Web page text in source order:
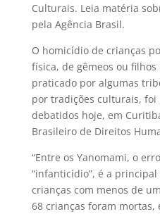
Culturais. Leia matéria
pela Agência Brasil.
O homicídio de crianças
física, de gêmeos ou
praticado por algumas
por tradições culturais, foi
debatidos hoje, em
Brasileiro de Direitos
“Entre os Yanomami, o
“infanticídio”, é a
crianças com menos de
68 crianças foram mortas,